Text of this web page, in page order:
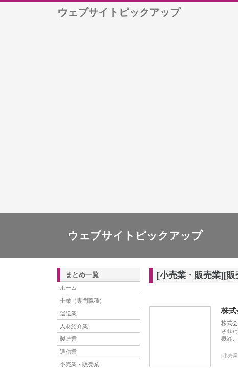
ウェブサイトピックアップ
ウェブサイトピックアップ
まとめ一覧
ホーム
士業（専門職種）
運送業
人材紹介業
製造業
通信業
小売業・販売業
[小売業・販売業][
株式
株式
され
機器
[小売